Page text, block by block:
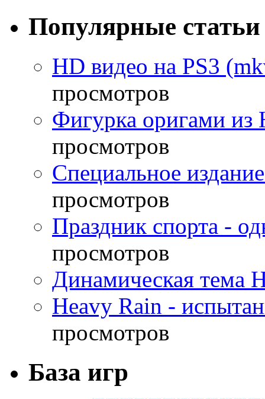
Популярные статьи
HD видео на PS3
просмотров
Фигурка оригами из
просмотров
Специальное
просмотров
Праздник спорта -
просмотров
Динамическая тема
Heavy Rain -
просмотров
База игр